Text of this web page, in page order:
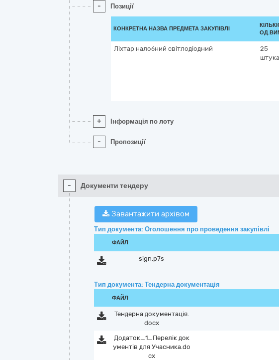
- Позиції
КОНКРЕТНА НАЗВА ПРЕДМЕТА ЗАКУПІВЛІ
Ліхтар налобний світлодіодний
25
штука
+ Інформація по лоту
- Пропозиції
- Документи тендеру
Завантажити архівом
Тип документа: Оголошення про проведення закупівлі
ФАЙЛ
sign.p7s
Тип документа: Тендерна документація
ФАЙЛ
Тендерна документація.
docx
Додаток_1_Перелік док
ументів для Учасника.do
cx